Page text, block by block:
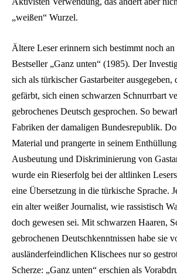
„weißen“ Wurzel.
Ältere Leser erinnern sich bestimmt noch
Bestseller „Ganz unten“ (1985). Der
sich als türkischer Gastarbeiter ausgegeben,
gefärbt, sich einen schwarzen Schnurrbart
gebrochenes Deutsch gesprochen. So
Fabriken der damaligen Bundesrepublik.
Material und prangerte in seinem
Ausbeutung und Diskriminierung von
wurde ein Rieserfolg bei der altlinken
eine Übersetzung in die türkische Sprache.
ein alter weißer Journalist, wie rassistisch
doch gewesen sei. Mit schwarzen Haaren,
gebrochenen Deutschkenntnissen habe sie
ausländerfeindlichen Klischees nur so
Scherze: „Ganz unten“ erschien als